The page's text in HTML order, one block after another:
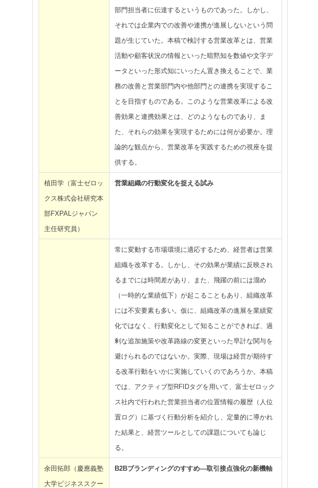
部門担当者に伝達するというものであった。しかし、
それでは企業内での改善や連携が進展しないという問
題が生じていた。本稿で検討する営業改革とは、営業
活動や顧客状況の情報といった暗黙知を数値や文字デ
ータといった形式知にいったん置き換えることで、業
務の改善と営業部門内や他部門との連携を実現するこ
とを目指すものである。このような営業改革による改
善効果と連携効果とは、どのようなものであり、ま
た、それらの効果を実現するためには何が必要か。理
論的な観点から、営業改革を実践するための視座を提
供する。
植田学（富士ゼロッ
クス株式会社研究本
部FXPALジャパン
主任研究員）
営業組織の行動変化を捉える試み
常に変動する市場環境に適応するため、経営者は営業
組織を改革する。しかし、その効果が業績に反映され
るまでには時間差があり、また、飛躍の前には溜め
（一時的な業績低下）が起こることもあり、組織改革
には不安要素も多い。仮に、組織改革の進展を業績変
化ではなく、行動変化として知ることができれば、過
剰な追加施策や改革路線の変更といった早計な関与を
避けられるのではないか。実際、現場は経営が期待す
る改革行動をいかに実施していくのであろうか。本稿
では、アクティブ型RFIDタグを用いて、富士ゼロック
ス社内で行われた営業担当者の位置情報の履歴（人位
置ログ）に基づく行動分析を紹介し、定量的に導かれ
た結果と、経営ツールとしての課題についても論じ
る。
余田拓郎（慶應義塾
大学ビジネススクー
B2Bブランディングのすすめ―取引接点強化の新機軸